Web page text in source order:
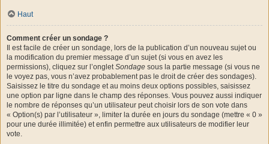
Haut
Comment créer un sondage ?
Il est facile de créer un sondage, lors de la publication d’un nouveau sujet ou
la modification du premier message d’un sujet (si vous en avez les
permissions), cliquez sur l’ongletSondage sous la partie message (si vous ne
le voyez pas, vous n’avez probablement pas le droit de créer des sondages).
Saisissez le titre du sondage et au moins deux options possibles, saisissez
une option par ligne dans le champ des réponses. Vous pouvez aussi indiquer
le nombre de réponses qu’un utilisateur peut choisir lors de son vote dans
« Option(s) par l’utilisateur », limiter la durée en jours du sondage (mettre « 0 »
pour une durée illimitée) et enfin permettre aux utilisateurs de modifier leur
vote.